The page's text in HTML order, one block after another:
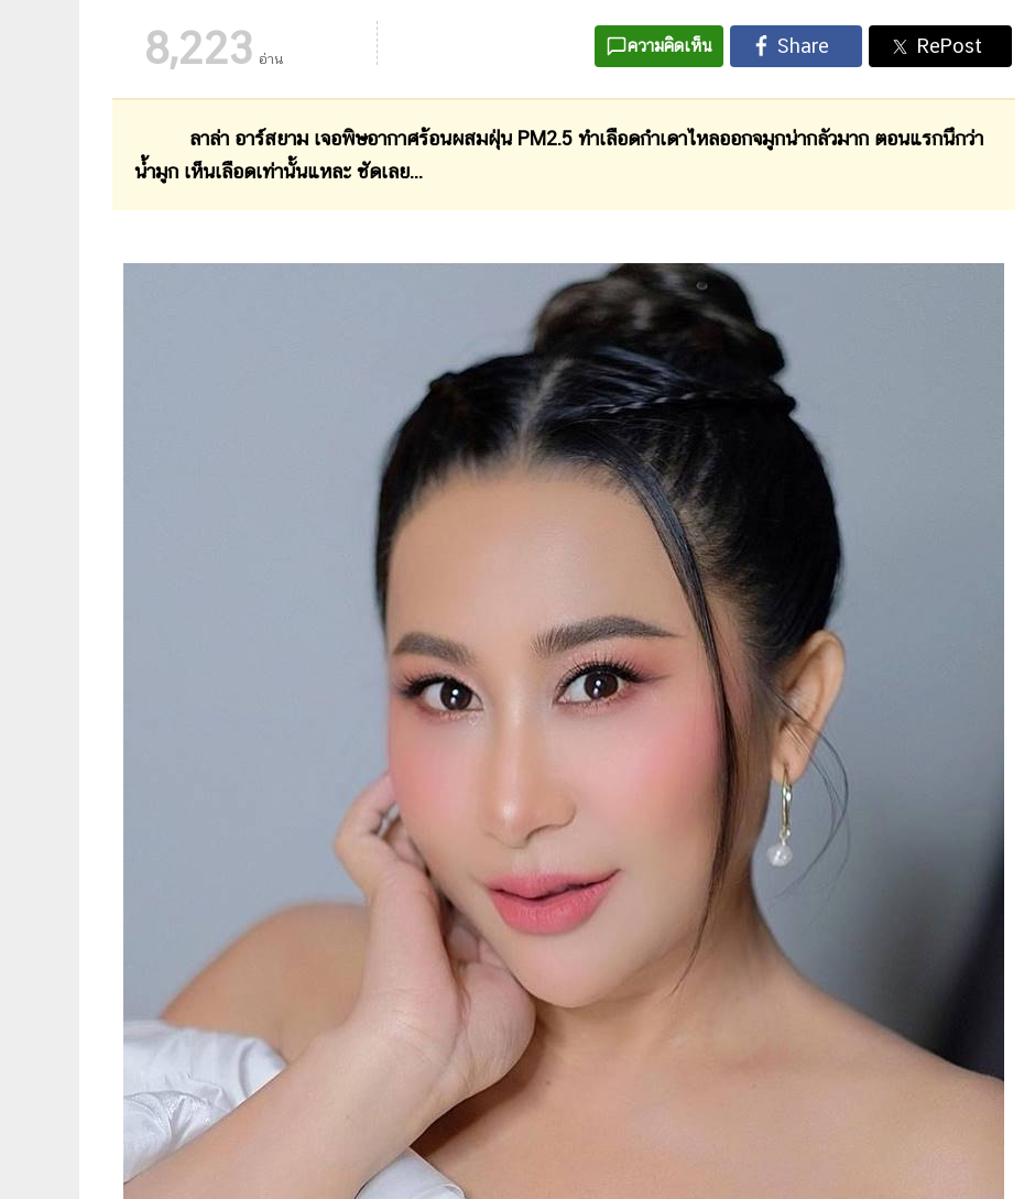
8,223 อ่าน
ความคิดเห็น
ลาล่า อาร์สยาม เจอพิษอากาศร้อนผสมฝุ่น PM2.5 ทำเลือดกำเดาไหลออกจมูกน่ากลัวมาก ตอนแรกนึกว่า
น้ำมูก เห็นเลือดเท่านั้นแหละ ชัดเลย...